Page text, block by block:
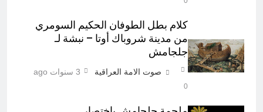
كلام بطل الطوفان الحكيم السومري
من مدينة شروباك أوتا – نبشة لـ
جلجامش
صوت الامة العراقية 3 سنوات ago
0